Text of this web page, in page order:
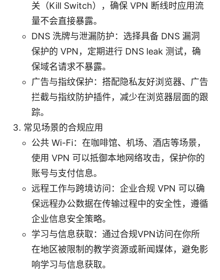
关（Kill Switch），确保 VPN 断线时应用流
量不会直接暴露。
DNS 洗牌与泄漏防护：选择具备 DNS 漏洞
保护的 VPN，定期进行 DNS leak 测试，确
保域名请求不暴露。
广告与指纹保护：搭配隐私友好浏览器、广告
拦截与指纹防护插件，减少在浏览器层面的跟
踪。
常见场景的合规应用
公共 Wi-Fi：在咖啡馆、机场、酒店等场景，
使用 VPN 可以抵御本地网络攻击，保护你的
账号与支付信息。
远程工作与跨境访问：企业合规 VPN 可以确
保远程办公数据在传输过程中的安全性，遵循
企业信息安全策略。
学习与信息获取：通过合规VPN访问在你所
在地区被限制的教学资源或新闻媒体，避免影
响学习与信息获取。